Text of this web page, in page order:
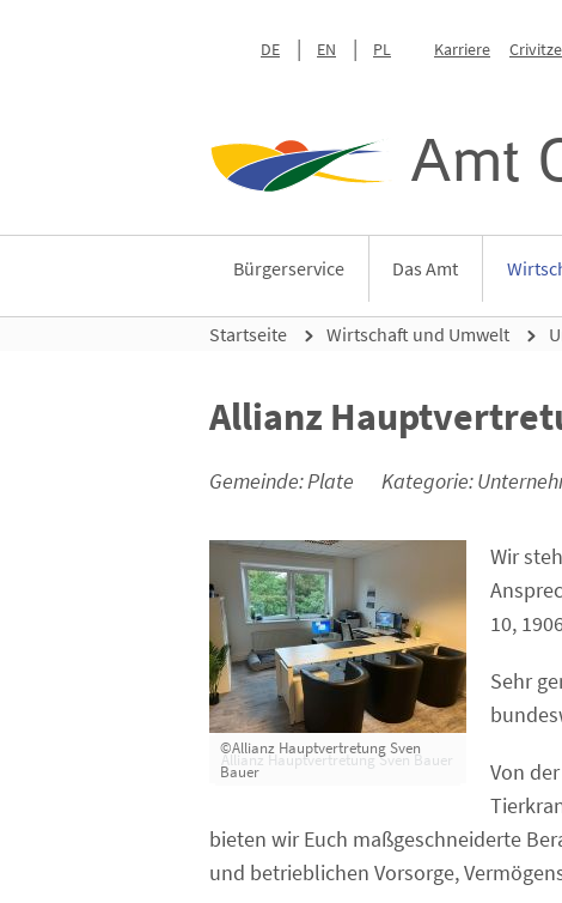
DE EN PL Karriere
Amt
Bürgerservice Das Amt
Startseite Wirtschaft und Umwelt
Allianz
Gemeinde: Plate Kategorie:
©Allianz Hauptvertretung Sven
Bauer
Allianz Hauptvertretung Sven Bauer
Wir
10,
Sehr
Von
bieten wir Euch maßgeschneiderte
und betrieblichen Vorsorge,